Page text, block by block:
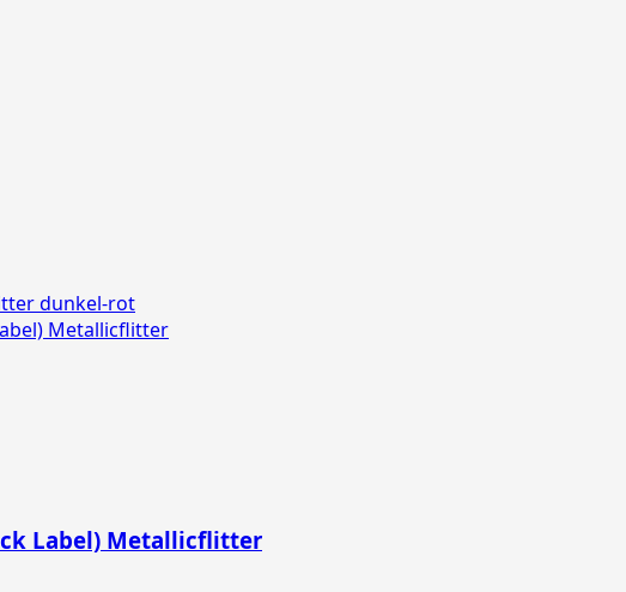
dunkel-rot
Metallicflitter
Label) Metallicflitter